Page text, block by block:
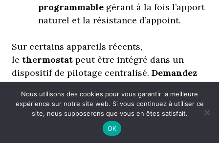
programmable gérant à la fois l’apport
naturel et la résistance d’appoint.
Sur certains appareils récents,
le thermostat peut être intégré dans un
dispositif de pilotage centralisé. Demandez
conseil à un spécialiste ou consultez les
indications fournies par le fabricant, surtout
si vous souhaitez profiter pleinement des
performances de votre installation.
Nous utilisons des cookies pour vous garantir la meilleure
expérience sur notre site web. Si vous continuez à utiliser ce
site, nous supposerons que vous en êtes satisfait.
OK